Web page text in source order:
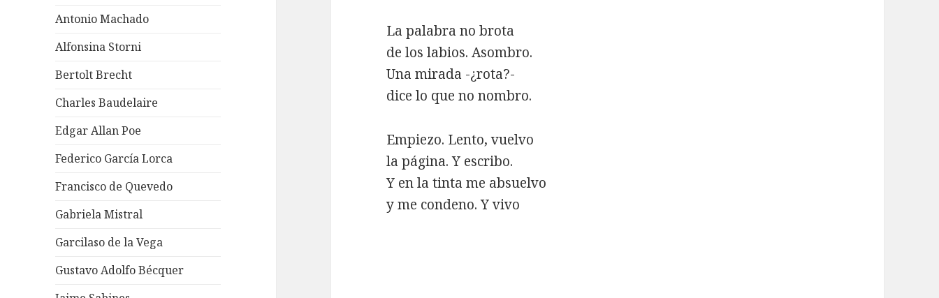
Antonio Machado
Alfonsina Storni
Bertolt Brecht
Charles Baudelaire
Edgar Allan Poe
Federico García Lorca
Francisco de Quevedo
Gabriela Mistral
Garcilaso de la Vega
Gustavo Adolfo Bécquer
La palabra no brota
de los labios. Asombro.
Una mirada -¿rota?-
dice lo que no nombro.
Empiezo. Lento, vuelvo
la página. Y escribo.
Y en la tinta me absuelvo
y me condeno. Y vivo